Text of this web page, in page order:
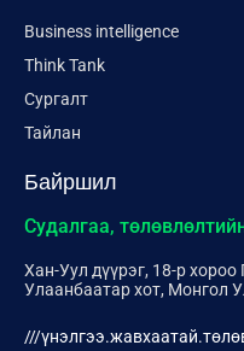
Business intelligence
Think Tank
Сургалт
Тайлан
Байршил
Судалгаа,
Хан-Уул дүүрэг, 18-р
Улаанбаатар хот, Монгол
///